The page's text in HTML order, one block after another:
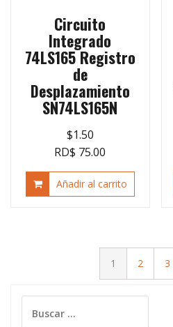
Circuito
Integrado
74LS165 Registro
de
Desplazamiento
SN74LS165N
$1.50
RD$ 75.00
Añadir al carrito
1 2 3